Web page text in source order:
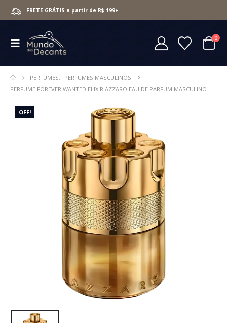
FRETE GRÁTIS a partir de R$ 199+
0
PERFUMES,
PERFUMES MASCULINOS
PERFUME FOREVER WANTED ELIXIR AZZARO EAU DE PARFUM MASCULINO
OFF!